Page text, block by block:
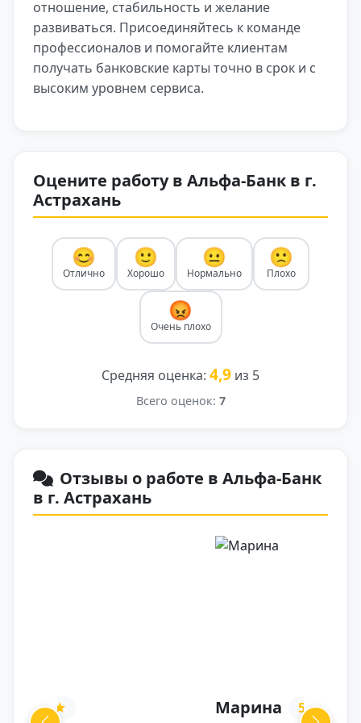
отношение, стабильность и желание
развиваться. Присоединяйтесь к команде
профессионалов и помогайте клиентам
получать банковские карты точно в срок и с
высоким уровнем сервиса.
Оцените работу в Альфа-Банк в г.
Астрахань
😊
Отлично
🙂
Хорошо
😐
Нормально
🙁
Плохо
😡
Очень плохо
Средняя оценка: 4,9 из 5
Всего оценок: 7
Отзывы о работе в Альфа-Банк
в г. Астрахань
Марина